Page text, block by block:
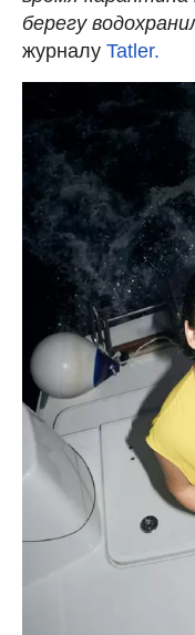
берегу
журналу Tatler.